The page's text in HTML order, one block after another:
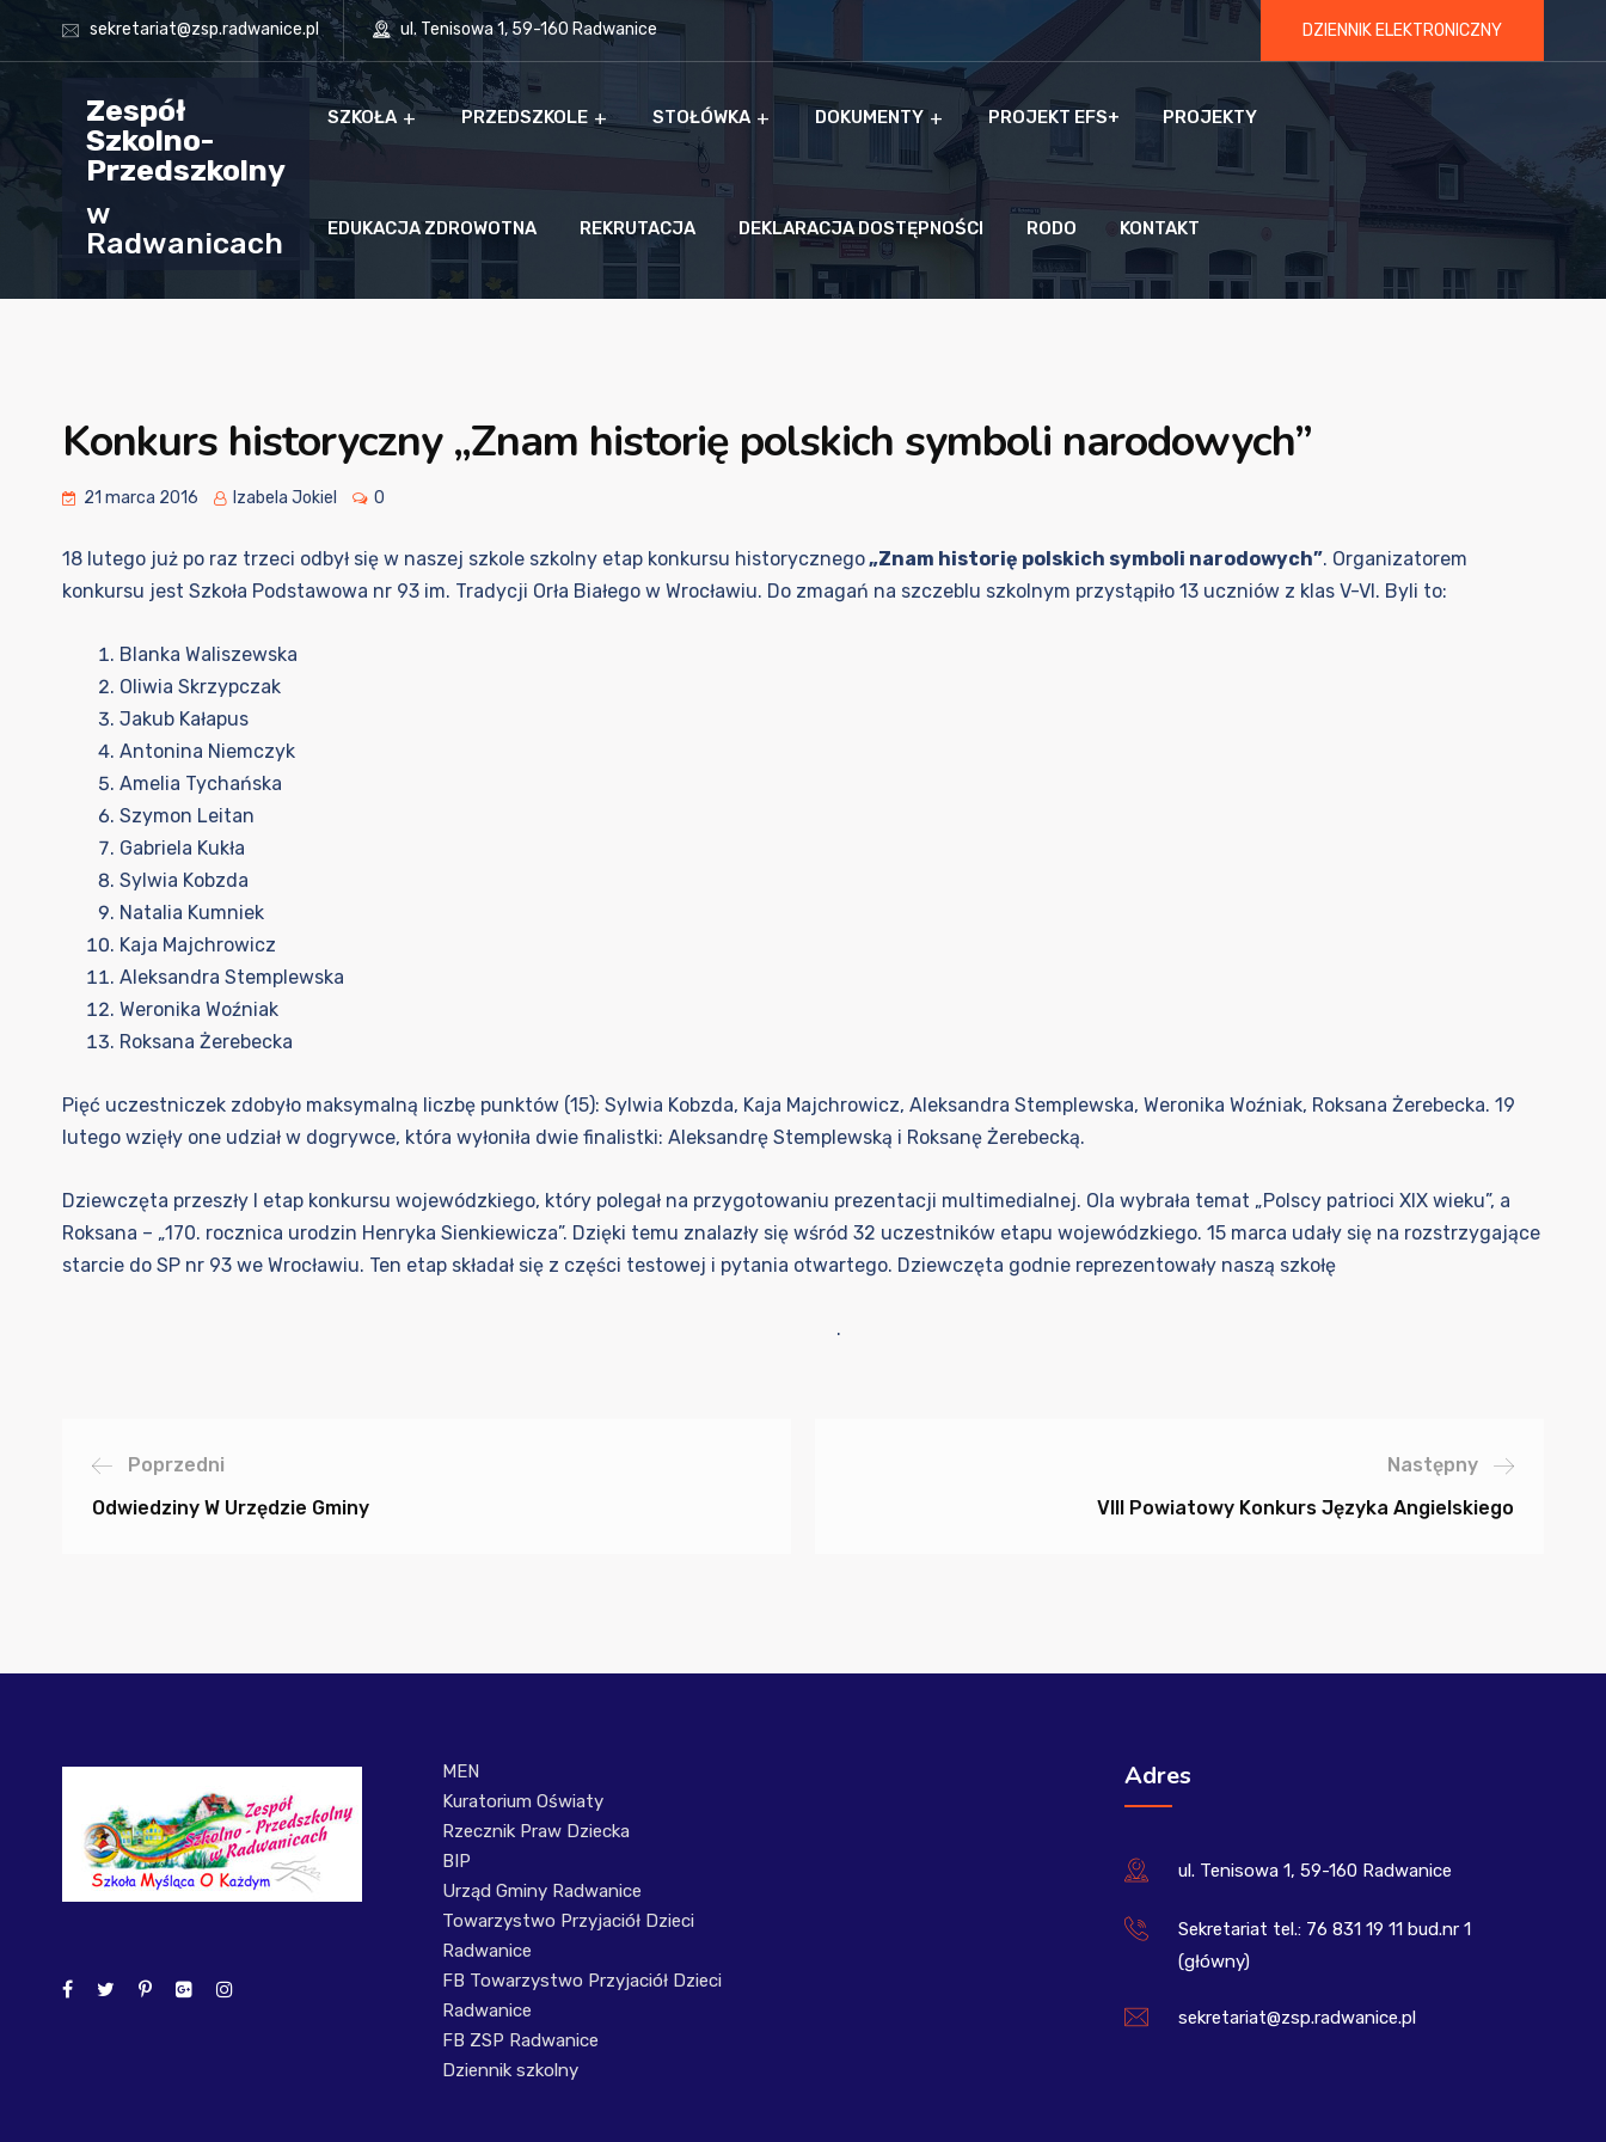
sekretariat@zsp.radwanice.pl ul. Tenisowa 1, 59-160 Radwanice DZIENNIK ELEKTRONICZNY
Zespół
Szkolno-
Przedszkolny
w
Radwanicach
SZKOŁA PRZEDSZKOLE STOŁÓWKA DOKUMENTY PROJEKT EFS+ PROJEKTY
EDUKACJA ZDROWOTNA REKRUTACJA DEKLARACJA DOSTĘPNOŚCI RODO KONTAKT
Konkurs historyczny „Znam historię polskich symboli narodowych”
21 marca 2016 Izabela Jokiel 0
18 lutego już po raz trzeci odbył się w naszej szkole szkolny etap konkursu historycznego„Znam historię polskich symboli narodowych”. Organizatorem
konkursu jest Szkoła Podstawowa nr 93 im. Tradycji Orła Białego w Wrocławiu. Do zmagań na szczeblu szkolnym przystąpiło 13 uczniów z klas V-VI. Byli to:
Blanka Waliszewska
Oliwia Skrzypczak
Jakub Kałapus
Antonina Niemczyk
Amelia Tychańska
Szymon Leitan
Gabriela Kukła
Sylwia Kobzda
Natalia Kumniek
Kaja Majchrowicz
Aleksandra Stemplewska
Weronika Woźniak
Roksana Żerebecka
Pięć uczestniczek zdobyło maksymalną liczbę punktów (15): Sylwia Kobzda, Kaja Majchrowicz, Aleksandra Stemplewska, Weronika Woźniak, Roksana Żerebecka. 19
lutego wzięły one udział w dogrywce, która wyłoniła dwie finalistki: Aleksandrę Stemplewską i Roksanę Żerebecką.
Dziewczęta przeszły I etap konkursu wojewódzkiego, który polegał na przygotowaniu prezentacji multimedialnej. Ola wybrała temat „Polscy patrioci XIX wieku”, a
Roksana – „170. rocznica urodzin Henryka Sienkiewicza”. Dzięki temu znalazły się wśród 32 uczestników etapu wojewódzkiego. 15 marca udały się na rozstrzygające
starcie do SP nr 93 we Wrocławiu. Ten etap składał się z części testowej i pytania otwartego. Dziewczęta godnie reprezentowały naszą szkołę
.
Poprzedni
Odwiedziny W Urzędzie Gminy
Następny
VIII Powiatowy Konkurs Języka Angielskiego
MEN
Kuratorium Oświaty
Rzecznik Praw Dziecka
BIP
Urząd Gminy Radwanice
Towarzystwo Przyjaciół Dzieci
Radwanice
FB Towarzystwo Przyjaciół Dzieci
Radwanice
FB ZSP Radwanice
Dziennik szkolny
Adres
ul. Tenisowa 1, 59-160 Radwanice
Sekretariat tel.: 76 831 19 11 bud.nr 1
(główny)
sekretariat@zsp.radwanice.pl